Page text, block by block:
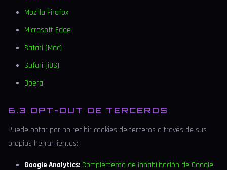
Mozilla Firefox
Microsoft Edge
Safari (Mac)
Safari (iOS)
Opera
6.3 OPT-OUT DE TERCEROS
Puede optar por no recibir cookies de terceros a través de sus
propias herramientas:
Google Analytics: Complemento de inhabilitación de Google